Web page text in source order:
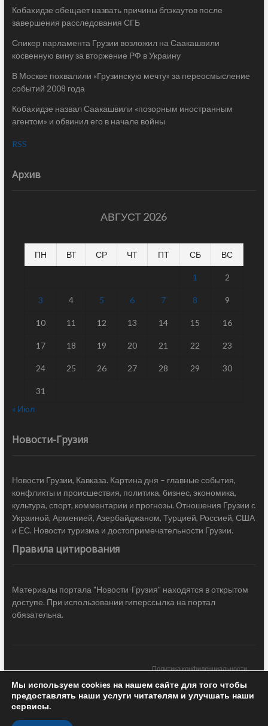
Кобахидзе обещает назвать причины блэкаутов после
завершения расследования СГБ
Спикер парламента Грузии возложил на Саакашвили
косвенную вину за вторжение РФ в Украину
В Москве похвалили «Грузинскую мечту» за переосмысление
событий 2008 года
Кобахидзе назвал Саакашвили «позорным иностранным
агентом» и обвинил его в начале войны
RSS
Архив
АВГУСТ 2026
ПН ВТ СР ЧТ ПТ СБ ВС
1 2
3 4 5 6 7 8 9
10 11 12 13 14 15 16
17 18 19 20 21 22 23
24 25 26 27 28 29 30
31
« Июл
Новости-Грузия
Новости Грузии, Кавказа. Картина дня – главные события,
конфликты и происшествия, политика, бизнес, экономика,
культура, спорт, комментарии и прогнозы. Отношения Грузии с
Украиной, Арменией, Азербайджаном, Турцией, Россией, США
и ЕС. Новости туризма и достопримечательности Грузии.
Правила цитирования
Материалы портала "Новости-Грузия" находятся в открытом
доступе. При использовании гиперссылка на портал
обязательна.
Политика конфиденциальности
Новости Грузии| Black Sea Press LTD © 2020 All Rights Reserved /
Design & development —
Мы используем cookies на нашем сайте для того чтобы
предоставлять наши услуги читателям и улучшать наши
сервисы.